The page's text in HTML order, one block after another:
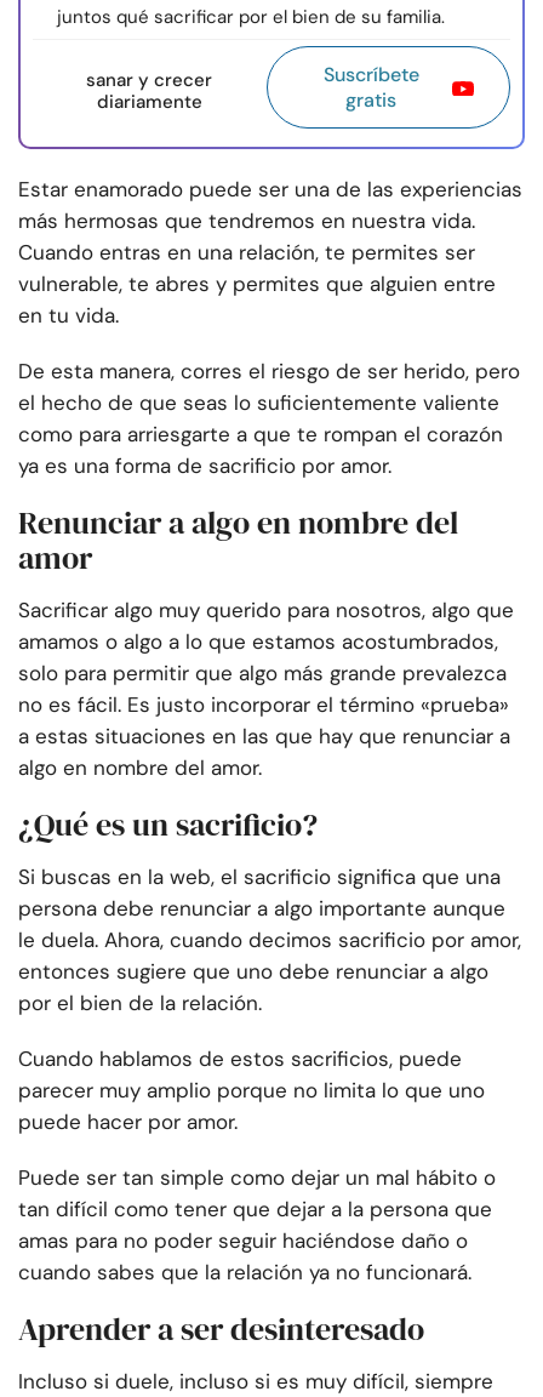
juntos qué sacrificar por el bien de su familia.
sanar y crecer
diariamente
Suscríbete
gratis
Estar enamorado puede ser una de las experiencias
más hermosas que tendremos en nuestra vida.
Cuando entras en una relación, te permites ser
vulnerable, te abres y permites que alguien entre
en tu vida.
De esta manera, corres el riesgo de ser herido, pero
el hecho de que seas lo suficientemente valiente
como para arriesgarte a que te rompan el corazón
ya es una forma de sacrificio por amor.
Renunciar a algo en nombre del
amor
Sacrificar algo muy querido para nosotros, algo que
amamos o algo a lo que estamos acostumbrados,
solo para permitir que algo más grande prevalezca
no es fácil. Es justo incorporar el término «prueba»
a estas situaciones en las que hay que renunciar a
algo en nombre del amor.
¿Qué es un sacrificio?
Si buscas en la web, el sacrificio significa que una
persona debe renunciar a algo importante aunque
le duela. Ahora, cuando decimos sacrificio por amor,
entonces sugiere que uno debe renunciar a algo
por el bien de la relación.
Cuando hablamos de estos sacrificios, puede
parecer muy amplio porque no limita lo que uno
puede hacer por amor.
Puede ser tan simple como dejar un mal hábito o
tan difícil como tener que dejar a la persona que
amas para no poder seguir haciéndose daño o
cuando sabes que la relación ya no funcionará.
Aprender a ser desinteresado
Incluso si duele, incluso si es muy difícil, siempre